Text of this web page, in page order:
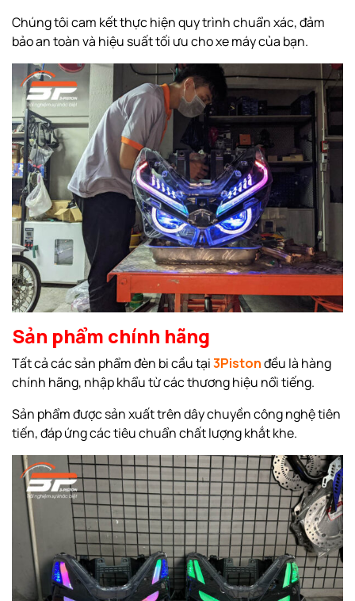
Chúng tôi cam kết thực hiện quy trình chuẩn xác, đảm
bảo an toàn và hiệu suất tối ưu cho xe máy của bạn.
Sản phẩm chính hãng
Tất cả các sản phẩm đèn bi cầu tại3Pistonđều là hàng
chính hãng, nhập khẩu từ các thương hiệu nổi tiếng.
Sản phẩm được sản xuất trên dây chuyền công nghệ tiên
tiến, đáp ứng các tiêu chuẩn chất lượng khắt khe.